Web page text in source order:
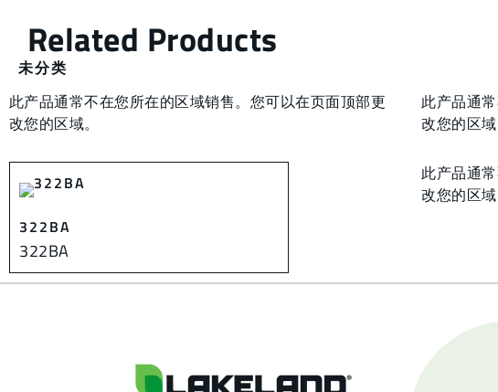
未分类
此产品通常不在您所在的区域销售。您可以在页面顶部更
改您的区域。
此产品通
改您的区域
322BA
322BA
此产品通
改您的区域